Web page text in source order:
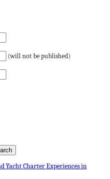
(will not be published)
Yacht Charter Experiences in